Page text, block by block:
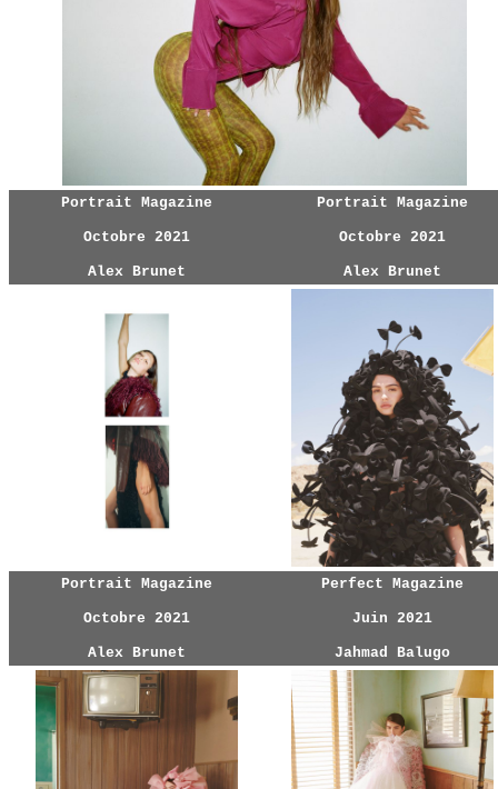
Portrait Magazine
Octobre 2021
Alex Brunet
Portrait Magazine
Octobre 2021
Alex Brunet
Portrait Magazine
Octobre 2021
Alex Brunet
Perfect Magazine
Juin 2021
Jahmad Balugo